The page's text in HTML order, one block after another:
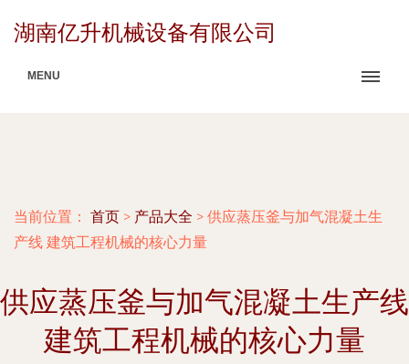
湖南亿升机械设备有限公司
MENU
当前位置： 首页 > 产品大全 > 供应蒸压釜与加气混凝土生
产线 建筑工程机械的核心力量
供应蒸压釜与加气混凝土生产线
建筑工程机械的核心力量